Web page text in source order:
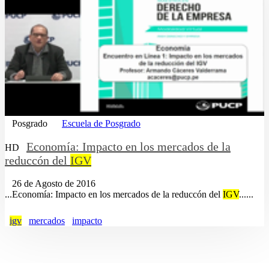
Posgrado Escuela de Posgrado
HD
Economía: Impacto en los mercados de la
reduccón del IGV
26 de Agosto de 2016
...Economía: Impacto en los mercados de la reduccón del IGV......
igv mercados impacto